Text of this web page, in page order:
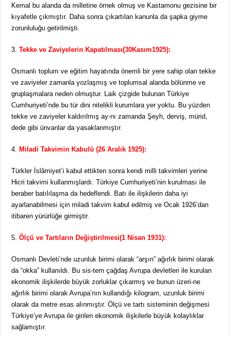
Kemal bu alanda da milletine örnek olmuş ve Kastamonu gezisine bir
kıyafetle çıkmıştır. Daha sonra çıkartılan kanunla da şapka giyme
zorunluluğu getirilmişti.
Tekke ve Zaviyelerin Kapatılması(30Kasım1925):
Osmanlı toplum ve eğitim hayatında önemli bir yere sahip olan tekke
ve zaviyeler zamanla yozlaşmış ve toplumsal alanda bölünme ve
gruplaşmalara neden olmuştur. Laik çizgide bulunan Türkiye
Cumhuriyeti’nde bu tür dini nitelikli kurumlara yer yoktu. Bu yüzden
tekke ve zaviyeler kaldırılmış ay-nı zamanda Şeyh, derviş, mürid,
dede gibi ünvanlar da yasaklanmıştır.
Miladi Takvimin Kabulü (26 Aralık 1925):
Türkler İslâmiyet’i kabul ettikten sonra kendi milli takvimleri yerine
Hicri takvimi kullanmışlardı. Türkiye Cumhuriyeti’nin kurulması ile
beraber batılılaşma da hedeflendi. Batı ile ilişkilerin daha iyi
ayarlanabilmesi için miladi takvim kabul edilmiş ve Ocak 1926’dan
itibaren yürürlüğe girmiştir.
Ölçü ve Tartıların Değiştirilmesi(1 Nisan 1931):
Osmanlı Devleti’nde uzunluk birimi olarak “arşın” ağırlık birimi olarak
da “okka” kullanıldı. Bu sis-tem çağdaş Avrupa devletleri ile kurulan
ekonomik ilişkilerde büyük zorluklar çıkarmış ve bunun üzeri-ne
ağırlık birimi olarak Avrupa’nın kullandığı kilogram, uzunluk birimi
olarak da metre esas alınmıştır. Ölçü ve tartı sisteminin değişmesi
Türkiye’ye Avrupa ile girilen ekonomik ilişkilerle büyük kolaylıklar
sağlamıştır.